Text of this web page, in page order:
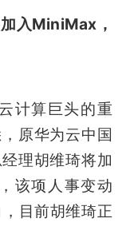
入MiniMax，
计算巨头的重
原华为云中国
理胡维琦将加
该项人事变动
目前胡维琦正